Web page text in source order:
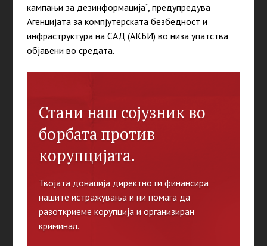
кампањи за дезинформација“, предупредува
Агенцијата за компјутерската безбедност и
инфраструктура на САД (АКБИ) во низа упатства
објавени во средата.
Стани наш сојузник во
борбата против
корупцијата.
Твојата донација директно ги финансира
нашите истражувања и ни помага да
разоткриеме корупција и организиран
криминал.